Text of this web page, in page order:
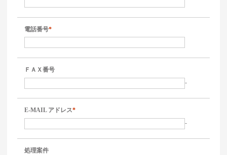
電話番号*
ＦＡＸ番号
-
E-MAIL アドレス*
-
処理案件